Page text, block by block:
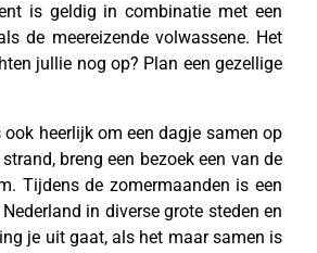
is geldig in combinatie met een
de meereizende volwassene. Het
jullie nog op? Plan een gezellige
heerlijk om een dagje samen op
breng een bezoek een van de
Tijdens de zomermaanden is een
in diverse grote steden en
je uit gaat, als het maar samen is